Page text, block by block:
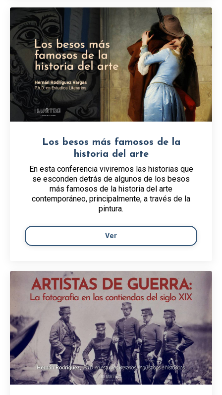
Los besos más famosos de la
historia del arte
En esta conferencia viviremos las historias que
se esconden detrás de algunos de los besos
más famosos de la historia del arte
contemporáneo, principalmente, a través de la
pintura.
Ver